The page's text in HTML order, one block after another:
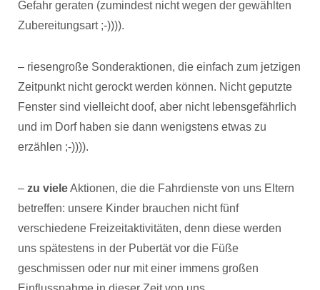
Gefahr geraten (zumindest nicht wegen der gewählten
Zubereitungsart ;-)))).
– riesengroße Sonderaktionen, die einfach zum jetzigen
Zeitpunkt nicht gerockt werden können. Nicht geputzte
Fenster sind vielleicht doof, aber nicht lebensgefährlich
und im Dorf haben sie dann wenigstens etwas zu
erzählen ;-)))).
– zu vieleAktionen, die die Fahrdienste von uns Eltern
betreffen: unsere Kinder brauchen nicht fünf
verschiedene Freizeitaktivitäten, denn diese werden
uns spätestens in der Pubertät vor die Füße
geschmissen oder nur mit einer immens großen